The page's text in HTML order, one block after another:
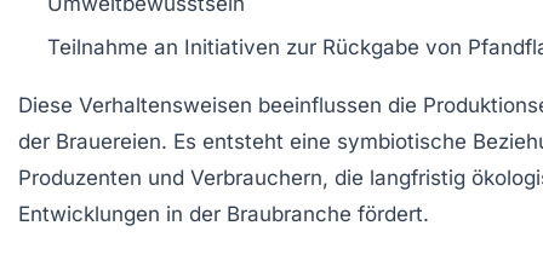
Teilnahme an Initiativen zur Rückgabe von
Diese Verhaltensweisen beeinflussen die
der Brauereien. Es entsteht eine symbiotische
Produzenten und Verbrauchern, die langfristig
Entwicklungen in der Braubranche fördert.